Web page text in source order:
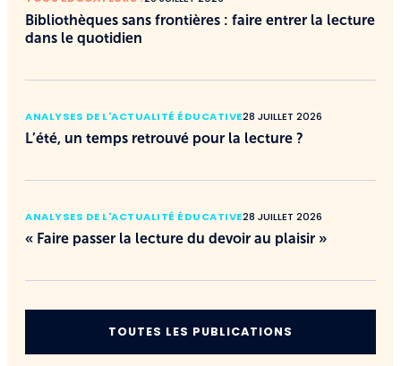
Bibliothèques sans frontières : faire entrer la lecture
dans le quotidien
ANALYSES DE L'ACTUALITÉ ÉDUCATIVE28 JUILLET 2026
L’été, un temps retrouvé pour la lecture ?
ANALYSES DE L'ACTUALITÉ ÉDUCATIVE28 JUILLET 2026
« Faire passer la lecture du devoir au plaisir »
TOUTES LES PUBLICATIONS